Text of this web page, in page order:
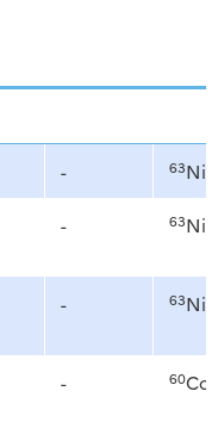
- 63Ni
- 63Ni
- 63Ni
- 60Co